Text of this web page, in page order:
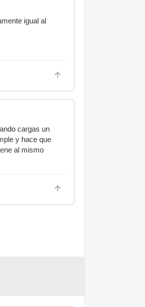
igual al
cargas un
y hace que
al mismo